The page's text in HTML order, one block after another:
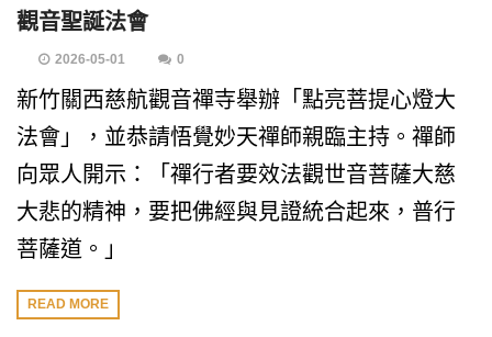
觀音聖誕法會
2026-05-01 0
新竹關西慈航觀音禪寺舉辦「點亮菩提心燈大
法會」，並恭請悟覺妙天禪師親臨主持。禪師
向眾人開示：「禪行者要效法觀世音菩薩大慈
大悲的精神，要把佛經與見證統合起來，普行
菩薩道。」
READ MORE